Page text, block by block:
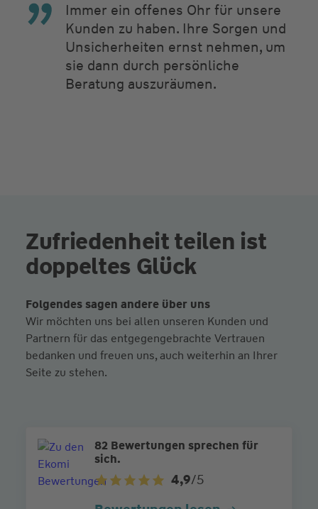
Immer ein offenes Ohr für unsere
Kunden zu haben. Ihre Sorgen und
Unsicherheiten ernst nehmen, um
sie dann durch persönliche
Beratung auszuräumen.
Zufriedenheit teilen ist
doppeltes Glück
Folgendes sagen andere über uns
Wir möchten uns bei allen unseren Kunden und
Partnern für das entgegengebrachte Vertrauen
bedanken und freuen uns, auch weiterhin an Ihrer
Seite zu stehen.
82 Bewertungen sprechen für
sich.
4,9/5